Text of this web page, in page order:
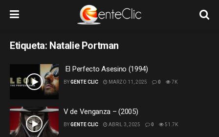
Etiqueta: Natalie Portman
El Perfecto Asesino (1994)
BYGENTE CLIC MARZO 11, 2025 0 7K
V de Venganza – (2005)
BYGENTE CLIC ABRIL 3, 2025 0 51.7K